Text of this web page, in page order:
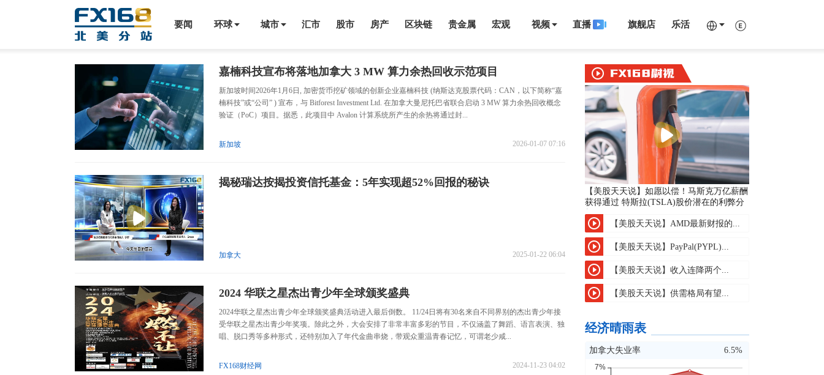
乐活
旗舰店
直播
视频
宏观
贵金属
区块链
房产
股市
汇市
城市
环球
要闻
嘉楠科技宣布将落地加拿大 3 MW 算力余热回收示范项目
新加坡时间2026年1月6日, 加密货币挖矿领域的创新企业嘉楠科技 (纳斯达克股票代码：CAN，以下简称“嘉
楠科技”或“公司” ) 宣布，与 Bitforest Investment Ltd. 在加拿大曼尼托巴省联合启动 3 MW 算力余热回收概念
验证（PoC）项目。据悉，此项目中 Avalon 计算系统所产生的余热将通过封...
2026-01-07 07:16
新加坡
揭秘瑞达按揭投资信托基金：5年实现超52%回报的秘诀
2025-01-22 06:04
加拿大
2024 华联之星杰出青少年全球颁奖盛典
2024华联之星杰出青少年全球颁奖盛典活动进入最后倒数。 11/24日将有30名来自不同界别的杰出青少年接
受华联之星杰出青少年奖项。除此之外，大会安排了非常丰富多彩的节目，不仅涵盖了舞蹈、语言表演、独
唱、脱口秀等多种形式，还特别加入了年代金曲串烧，带观众重温青春记忆，可谓老少咸...
2024-11-23 04:02
FX168财经网
【美股天天说】如愿以偿！马斯克万亿薪酬
获得通过 特斯拉(TSLA)股价潜在的利弊分
析
【美股天天说】AMD最新财报的...
【美股天天说】PayPal(PYPL)...
【美股天天说】收入连降两个...
【美股天天说】供需格局有望...
经济晴雨表
6.5%
加拿大失业率